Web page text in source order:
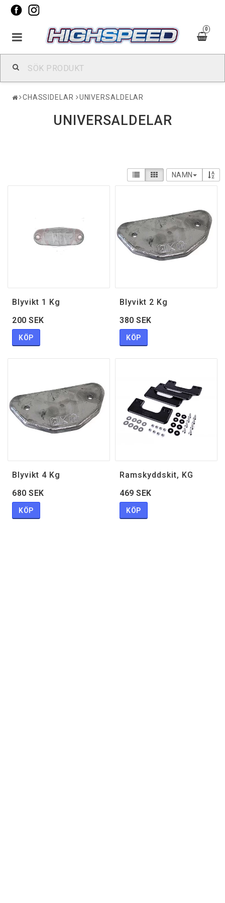
0
CHASSIDELAR UNIVERSALDELAR
UNIVERSALDELAR
NAMN
Blyvikt 1 Kg
200 SEK
KÖP
Blyvikt 2 Kg
380 SEK
KÖP
Blyvikt 4 Kg
680 SEK
KÖP
Ramskyddskit, KG
469 SEK
KÖP